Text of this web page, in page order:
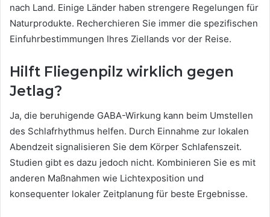
nach Land. Einige Länder haben strengere Regelungen für
Naturprodukte. Recherchieren Sie immer die spezifischen
Einfuhrbestimmungen Ihres Ziellands vor der Reise.
Hilft Fliegenpilz wirklich gegen
Jetlag?
Ja, die beruhigende GABA-Wirkung kann beim Umstellen
des Schlafrhythmus helfen. Durch Einnahme zur lokalen
Abendzeit signalisieren Sie dem Körper Schlafenszeit.
Studien gibt es dazu jedoch nicht. Kombinieren Sie es mit
anderen Maßnahmen wie Lichtexposition und
konsequenter lokaler Zeitplanung für beste Ergebnisse.